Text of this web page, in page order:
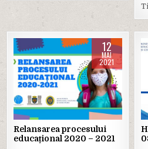
12
MAI
2021
Posted
in
Relansarea procesului
educațional 2020 – 2021